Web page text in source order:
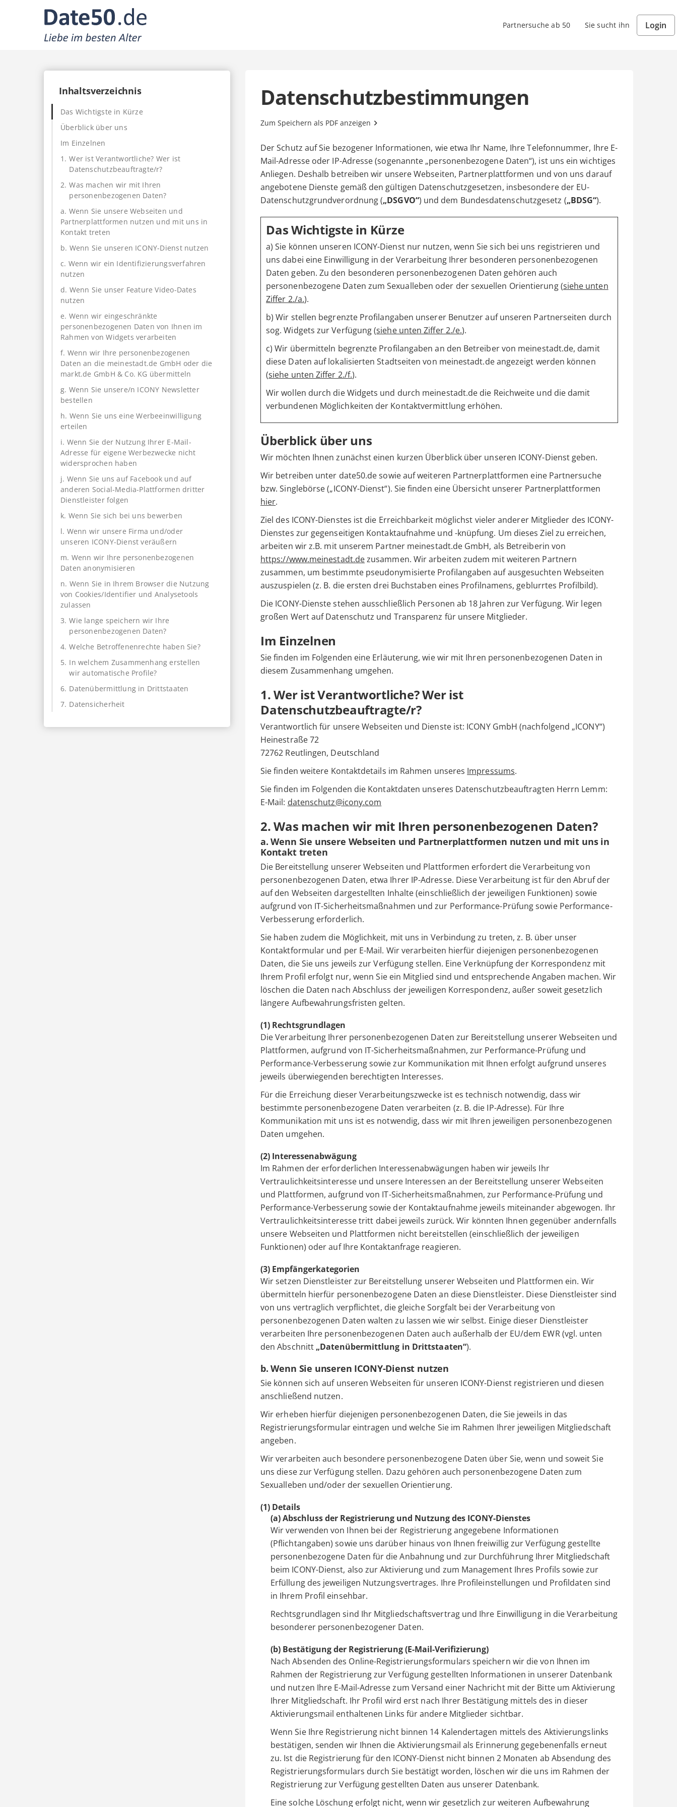
Partnersuche ab 50 Sie sucht ihn Login
Inhaltsverzeichnis
Das Wichtigste in Kürze
Überblick über uns
Im Einzelnen
1. Wer ist Verantwortliche? Wer ist
Datenschutzbeauftragte/r?
2. Was machen wir mit Ihren
personenbezogenen Daten?
a. Wenn Sie unsere Webseiten und
Partnerplattformen nutzen und mit uns in
Kontakt treten
b. Wenn Sie unseren ICONY-Dienst nutzen
c. Wenn wir ein Identifizierungsverfahren
nutzen
d. Wenn Sie unser Feature Video-Dates
nutzen
e. Wenn wir eingeschränkte
personenbezogenen Daten von Ihnen im
Rahmen von Widgets verarbeiten
f. Wenn wir Ihre personenbezogenen
Daten an die meinestadt.de GmbH oder die
markt.de GmbH & Co. KG übermitteln
g. Wenn Sie unsere/n ICONY Newsletter
bestellen
h. Wenn Sie uns eine Werbeeinwilligung
erteilen
i. Wenn Sie der Nutzung Ihrer E-Mail-
Adresse für eigene Werbezwecke nicht
widersprochen haben
j. Wenn Sie uns auf Facebook und auf
anderen Social-Media-Plattformen dritter
Dienstleister folgen
k. Wenn Sie sich bei uns bewerben
l. Wenn wir unsere Firma und/oder
unseren ICONY-Dienst veräußern
m. Wenn wir Ihre personenbezogenen
Daten anonymisieren
n. Wenn Sie in Ihrem Browser die Nutzung
von Cookies/Identifier und Analysetools
zulassen
3. Wie lange speichern wir Ihre
personenbezogenen Daten?
4. Welche Betroffenenrechte haben Sie?
5. In welchem Zusammenhang erstellen
wir automatische Profile?
6. Datenübermittlung in Drittstaaten
7. Datensicherheit
Datenschutzbestimmungen
Zum Speichern als PDF anzeigen
Der Schutz auf Sie bezogener Informationen, wie etwa Ihr Name, Ihre Telefonnummer, Ihre E-
Mail-Adresse oder IP-Adresse (sogenannte „personenbezogene Daten“), ist uns ein wichtiges
Anliegen. Deshalb betreiben wir unsere Webseiten, Partnerplattformen und von uns darauf
angebotene Dienste gemäß den gültigen Datenschutzgesetzen, insbesondere der EU-
Datenschutzgrundverordnung („DSGVO“) und dem Bundesdatenschutzgesetz („BDSG“).
Das Wichtigste in Kürze
a) Sie können unseren ICONY-Dienst nur nutzen, wenn Sie sich bei uns registrieren und
uns dabei eine Einwilligung in der Verarbeitung Ihrer besonderen personenbezogenen
Daten geben. Zu den besonderen personenbezogenen Daten gehören auch
personenbezogene Daten zum Sexualleben oder der sexuellen Orientierung (siehe unten
Ziffer 2./a.).
b) Wir stellen begrenzte Profilangaben unserer Benutzer auf unseren Partnerseiten durch
sog. Widgets zur Verfügung (siehe unten Ziffer 2./e.).
c) Wir übermitteln begrenzte Profilangaben an den Betreiber von meinestadt.de, damit
diese Daten auf lokalisierten Stadtseiten von meinestadt.de angezeigt werden können
(siehe unten Ziffer 2./f.).
Wir wollen durch die Widgets und durch meinestadt.de die Reichweite und die damit
verbundenen Möglichkeiten der Kontaktvermittlung erhöhen.
Überblick über uns
Wir möchten Ihnen zunächst einen kurzen Überblick über unseren ICONY-Dienst geben.
Wir betreiben unter date50.de sowie auf weiteren Partnerplattformen eine Partnersuche
bzw. Singlebörse („ICONY-Dienst“). Sie finden eine Übersicht unserer Partnerplattformen
hier.
Ziel des ICONY-Dienstes ist die Erreichbarkeit möglichst vieler anderer Mitglieder des ICONY-
Dienstes zur gegenseitigen Kontaktaufnahme und -knüpfung. Um dieses Ziel zu erreichen,
arbeiten wir z.B. mit unserem Partner meinestadt.de GmbH, als Betreiberin von
https://www.meinestadt.dezusammen. Wir arbeiten zudem mit weiteren Partnern
zusammen, um bestimmte pseudonymisierte Profilangaben auf ausgesuchten Webseiten
auszuspielen (z. B. die ersten drei Buchstaben eines Profilnamens, geblurrtes Profilbild).
Die ICONY-Dienste stehen ausschließlich Personen ab 18 Jahren zur Verfügung. Wir legen
großen Wert auf Datenschutz und Transparenz für unsere Mitglieder.
Im Einzelnen
Sie finden im Folgenden eine Erläuterung, wie wir mit Ihren personenbezogenen Daten in
diesem Zusammenhang umgehen.
1. Wer ist Verantwortliche? Wer ist
Datenschutzbeauftragte/r?
Verantwortlich für unsere Webseiten und Dienste ist: ICONY GmbH (nachfolgend „ICONY“)
Heinestraße 72
72762 Reutlingen, Deutschland
Sie finden weitere Kontaktdetails im Rahmen unseres Impressums.
Sie finden im Folgenden die Kontaktdaten unseres Datenschutzbeauftragten Herrn Lemm:
E-Mail: datenschutz@icony.com
2. Was machen wir mit Ihren personenbezogenen Daten?
a. Wenn Sie unsere Webseiten und Partnerplattformen nutzen und mit uns in
Kontakt treten
Die Bereitstellung unserer Webseiten und Plattformen erfordert die Verarbeitung von
personenbezogenen Daten, etwa Ihrer IP-Adresse. Diese Verarbeitung ist für den Abruf der
auf den Webseiten dargestellten Inhalte (einschließlich der jeweiligen Funktionen) sowie
aufgrund von IT-Sicherheitsmaßnahmen und zur Performance-Prüfung sowie Performance-
Verbesserung erforderlich.
Sie haben zudem die Möglichkeit, mit uns in Verbindung zu treten, z. B. über unser
Kontaktformular und per E-Mail. Wir verarbeiten hierfür diejenigen personenbezogenen
Daten, die Sie uns jeweils zur Verfügung stellen. Eine Verknüpfung der Korrespondenz mit
Ihrem Profil erfolgt nur, wenn Sie ein Mitglied sind und entsprechende Angaben machen. Wir
löschen die Daten nach Abschluss der jeweiligen Korrespondenz, außer soweit gesetzlich
längere Aufbewahrungsfristen gelten.
(1) Rechtsgrundlagen
Die Verarbeitung Ihrer personenbezogenen Daten zur Bereitstellung unserer Webseiten und
Plattformen, aufgrund von IT-Sicherheitsmaßnahmen, zur Performance-Prüfung und
Performance-Verbesserung sowie zur Kommunikation mit Ihnen erfolgt aufgrund unseres
jeweils überwiegenden berechtigten Interesses.
Für die Erreichung dieser Verarbeitungszwecke ist es technisch notwendig, dass wir
bestimmte personenbezogene Daten verarbeiten (z. B. die IP-Adresse). Für Ihre
Kommunikation mit uns ist es notwendig, dass wir mit Ihren jeweiligen personenbezogenen
Daten umgehen.
(2) Interessenabwägung
Im Rahmen der erforderlichen Interessenabwägungen haben wir jeweils Ihr
Vertraulichkeitsinteresse und unsere Interessen an der Bereitstellung unserer Webseiten
und Plattformen, aufgrund von IT-Sicherheitsmaßnahmen, zur Performance-Prüfung und
Performance-Verbesserung sowie der Kontaktaufnahme jeweils miteinander abgewogen. Ihr
Vertraulichkeitsinteresse tritt dabei jeweils zurück. Wir könnten Ihnen gegenüber andernfalls
unsere Webseiten und Plattformen nicht bereitstellen (einschließlich der jeweiligen
Funktionen) oder auf Ihre Kontaktanfrage reagieren.
(3) Empfängerkategorien
Wir setzen Dienstleister zur Bereitstellung unserer Webseiten und Plattformen ein. Wir
übermitteln hierfür personenbezogene Daten an diese Dienstleister. Diese Dienstleister sind
von uns vertraglich verpflichtet, die gleiche Sorgfalt bei der Verarbeitung von
personenbezogenen Daten walten zu lassen wie wir selbst. Einige dieser Dienstleister
verarbeiten Ihre personenbezogenen Daten auch außerhalb der EU/dem EWR (vgl. unten
den Abschnitt „Datenübermittlung in Drittstaaten“).
b. Wenn Sie unseren ICONY-Dienst nutzen
Sie können sich auf unseren Webseiten für unseren ICONY-Dienst registrieren und diesen
anschließend nutzen.
Wir erheben hierfür diejenigen personenbezogenen Daten, die Sie jeweils in das
Registrierungsformular eintragen und welche Sie im Rahmen Ihrer jeweiligen Mitgliedschaft
angeben.
Wir verarbeiten auch besondere personenbezogene Daten über Sie, wenn und soweit Sie
uns diese zur Verfügung stellen. Dazu gehören auch personenbezogene Daten zum
Sexualleben und/oder der sexuellen Orientierung.
(1) Details
(a) Abschluss der Registrierung und Nutzung des ICONY-Dienstes
Wir verwenden von Ihnen bei der Registrierung angegebene Informationen
(Pflichtangaben) sowie uns darüber hinaus von Ihnen freiwillig zur Verfügung gestellte
personenbezogene Daten für die Anbahnung und zur Durchführung Ihrer Mitgliedschaft
beim ICONY-Dienst, also zur Aktivierung und zum Management Ihres Profils sowie zur
Erfüllung des jeweiligen Nutzungsvertrages. Ihre Profileinstellungen und Profildaten sind
in Ihrem Profil einsehbar.
Rechtsgrundlagen sind Ihr Mitgliedschaftsvertrag und Ihre Einwilligung in die Verarbeitung
besonderer personenbezogener Daten.
(b) Bestätigung der Registrierung (E-Mail-Verifizierung)
Nach Absenden des Online-Registrierungsformulars speichern wir die von Ihnen im
Rahmen der Registrierung zur Verfügung gestellten Informationen in unserer Datenbank
und nutzen Ihre E-Mail-Adresse zum Versand einer Nachricht mit der Bitte um Aktivierung
Ihrer Mitgliedschaft. Ihr Profil wird erst nach Ihrer Bestätigung mittels des in dieser
Aktivierungsmail enthaltenen Links für andere Mitglieder sichtbar.
Wenn Sie Ihre Registrierung nicht binnen 14 Kalendertagen mittels des Aktivierungslinks
bestätigen, senden wir Ihnen die Aktivierungsmail als Erinnerung gegebenenfalls erneut
zu. Ist die Registrierung für den ICONY-Dienst nicht binnen 2 Monaten ab Absendung des
Registrierungsformulars durch Sie bestätigt worden, löschen wir die uns im Rahmen der
Registrierung zur Verfügung gestellten Daten aus unserer Datenbank.
Eine solche Löschung erfolgt nicht, wenn wir gesetzlich zur weiteren Aufbewahrung